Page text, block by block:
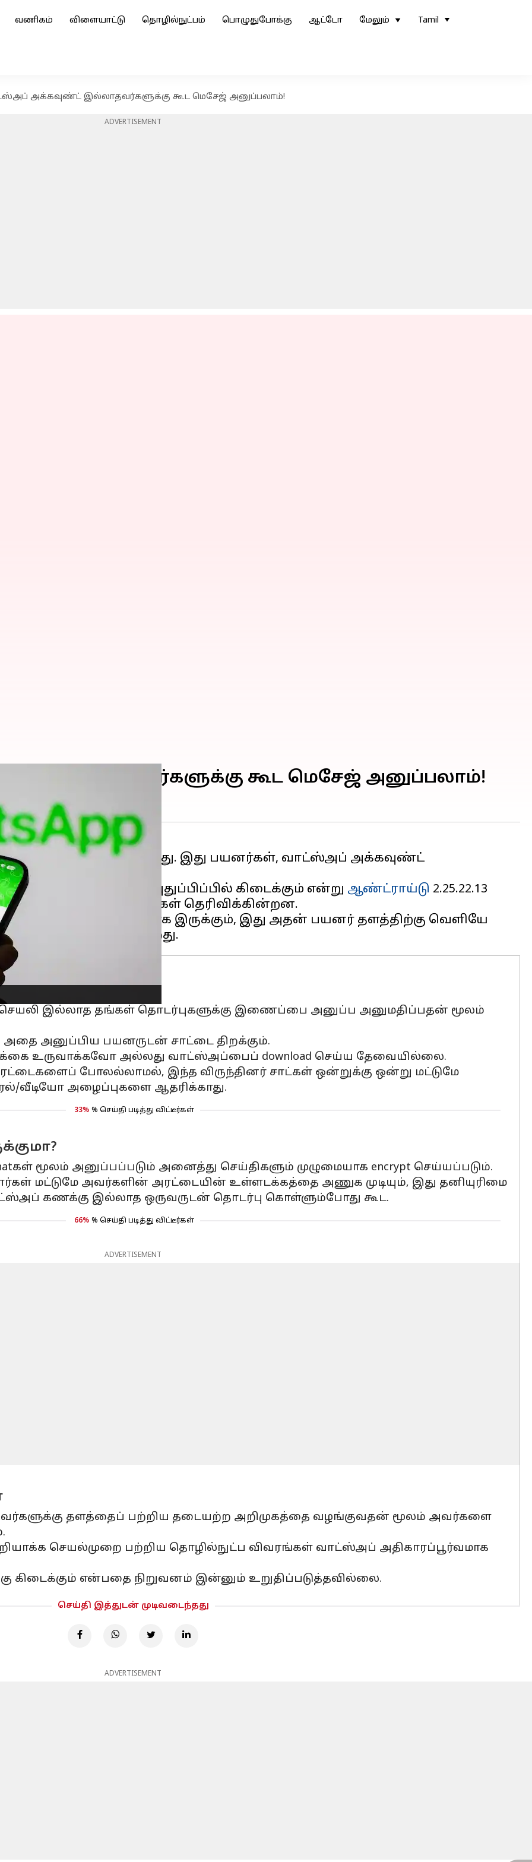
வணிகம் விளையாட்டு தொழில்நுட்பம் பொழுதுபோக்கு ஆட்டோ மேலும் Tamil
அக்கவுண்ட் இல்லாதவர்களுக்கு கூட மெசேஜ் அனுப்பலாம்!
ADVERTISEMENT
இல்லாதவர்களுக்கு கூட மெசேஜ் அனுப்பலாம்!
செயல்பட்டு வருகிறது. இது பயனர்கள், வாட்ஸ்அப் அக்கவுண்ட்
மற்றும் எதிர்கால புதுப்பிப்பில் கிடைக்கும் என்று ஆண்ட்ராய்டு 2.25.22.13
வெளியீட்டு குறிப்புகள் தெரிவிக்கின்றன.
பெரிய விரிவாக்கமாக இருக்கும், இது அதன் பயனர் தளத்திற்கு வெளியே
இல்லாத தங்கள் தொடர்புகளுக்கு இணைப்பை அனுப்ப அனுமதிப்பதன் மூலம்
அனுப்பிய பயனருடன் சாட்டை திறக்கும்.
உருவாக்கவோ அல்லது வாட்ஸ்அப்பைப் download செய்ய தேவையில்லை.
போலல்லாமல், இந்த விருந்தினர் சாட்கள் ஒன்றுக்கு ஒன்று மட்டுமே
வீடியோ அழைப்புகளை ஆதரிக்காது.
33% % செய்தி படித்து விட்டீர்கள்
மூலம் அனுப்பப்படும் அனைத்து செய்திகளும் முழுமையாக encrypt செய்யப்படும்.
மட்டுமே அவர்களின் அரட்டையின் உள்ளடக்கத்தை அணுக முடியும், இது தனியுரிமை
கணக்கு இல்லாத ஒருவருடன் தொடர்பு கொள்ளும்போது கூட.
66% % செய்தி படித்து விட்டீர்கள்
ADVERTISEMENT
தளத்தைப் பற்றிய தடையற்ற அறிமுகத்தை வழங்குவதன் மூலம் அவர்களை
செயல்முறை பற்றிய தொழில்நுட்ப விவரங்கள் வாட்ஸ்அப் அதிகாரப்பூர்வமாக
கிடைக்கும் என்பதை நிறுவனம் இன்னும் உறுதிப்படுத்தவில்லை.
செய்தி இத்துடன் முடிவடைந்தது
ADVERTISEMENT